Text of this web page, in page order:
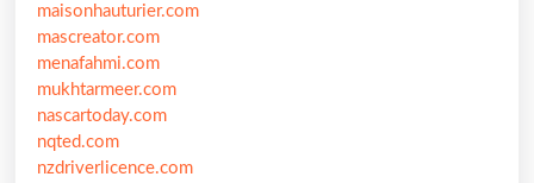
maisonhauturier.com
mascreator.com
menafahmi.com
mukhtarmeer.com
nascartoday.com
nqted.com
nzdriverlicence.com